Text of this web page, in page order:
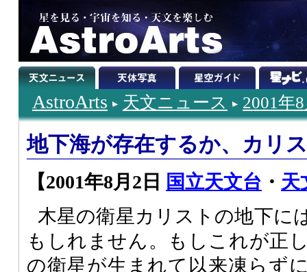
AstroArts 天文ニュース 2001年
地下海が存在するか、カリ
【2001年8月2日 国立天文台 ・ 天
木星の衛星カリストの地下に
もしれません。もしこれが正
の衛星が生まれて以来凍らず